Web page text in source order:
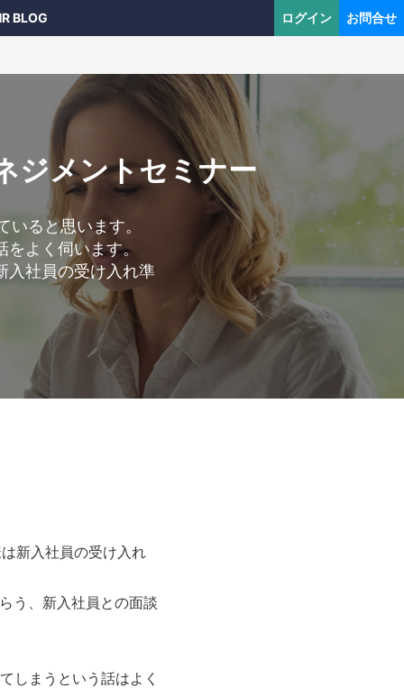
BLOG ログイン お問合せ
ジメントセミナー
ると思います。
よく伺います。
入社員の受け入れ準
新入社員の受け入れ
う、新入社員との面談
しまうという話はよく